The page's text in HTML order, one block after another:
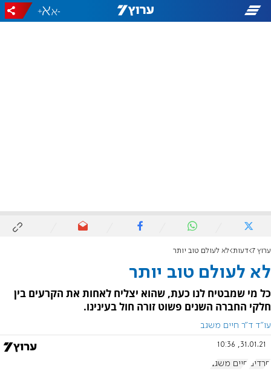
-
+
ערוץ 7 דעות לא לעולם טוב יותר
לא לעולם טוב יותר
כל מי שמבטיח לנו כעת, שהוא יצליח לאחות את הקרעים בין
חלקי החברה השנים פשוט זורה חול בעינינו.
עו"ד ד"ר חיים משגב
31.01.21, 10:36
חרדים חיים משגב